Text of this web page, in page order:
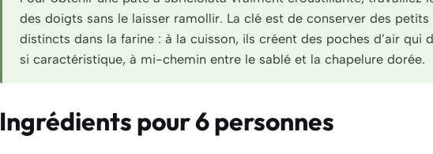
des doigts sans le laisser ramollir. La clé est de conserver des
distincts dans la farine : à la cuisson, ils créent des poches d’air qui
si caractéristique, à mi-chemin entre le sablé et la chapelure dorée.
Ingrédients pour 6 personnes